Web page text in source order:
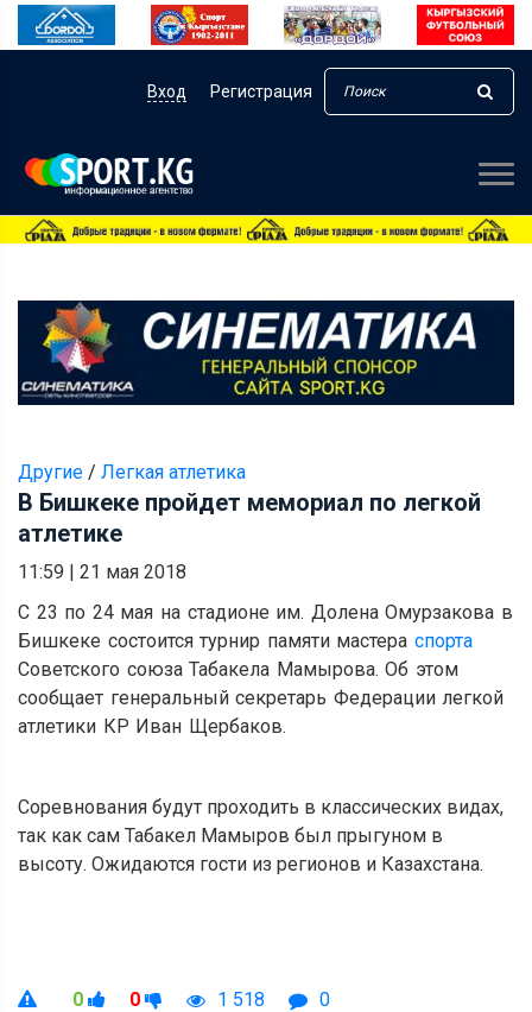
Вход Регистрация
Другие / Легкая атлетика
В Бишкеке пройдет мемориал по легкой
атлетике
11:59 | 21 мая 2018
С 23 по 24 мая на стадионе им. Долена Омурзакова в
Бишкеке состоится турнир памяти мастераспорта
Советского союза Табакела Мамырова. Об этом
сообщает генеральный секретарь Федерации легкой
атлетики КР Иван Щербаков.
Соревнования будут проходить в классических видах,
так как сам Табакел Мамыров был прыгуном в
высоту. Ожидаются гости из регионов и Казахстана.
0 0 1 518 0